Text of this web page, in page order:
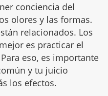
conciencia del
olores y las formas.
relacionados. Los
es practicar el
eso, es importante
y tu juicio
los efectos.